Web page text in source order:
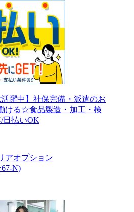
活躍中】社保完備・派遣のお
ける☆食品製造・加工・検
日払いOK
アオプション
N)